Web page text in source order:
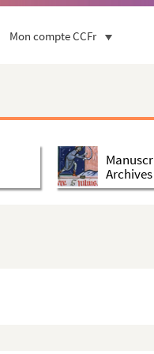
Mon compte CCFr
Archives